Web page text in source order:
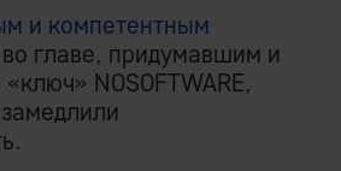
и компетентным
во главе, придумавшим и
NOSOFTWARE,